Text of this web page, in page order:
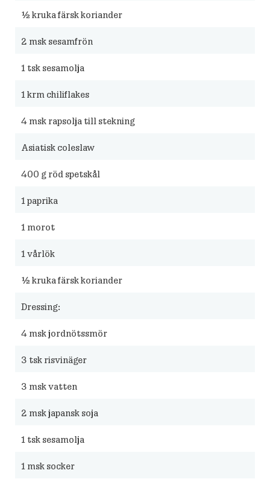
½ kruka färsk koriander
2 msk sesamfrön
1 tsk sesamolja
1krm chiliflakes
4 msk rapsolja till stekning
Asiatisk coleslaw
400 g röd spetskål
1paprika
1 morot
1vårlök
½ kruka färsk koriander
Dressing:
4 msk jordnötssmör
3 tsk risvinäger
3 msk vatten
2 msk japansk soja
1 tsk sesamolja
1 msk socker